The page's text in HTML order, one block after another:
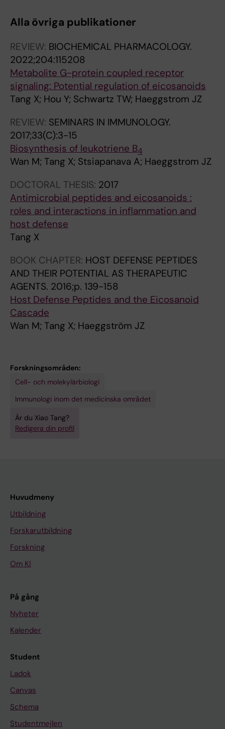
Alla övriga publikationer
REVIEW: BIOCHEMICAL PHARMACOLOGY.
2022;204:115208
Metabolite G-protein coupled receptor
signaling: Potential regulation of eicosanoids
Tang X; Hou Y; Schwartz TW; Haeggstrom JZ
REVIEW: SEMINARS IN IMMUNOLOGY.
2017;33(C):3-15
Biosynthesis of leukotriene B4
Wan M; Tang X; Stsiapanava A; Haeggstrom JZ
DOCTORAL THESIS: 2017
Antimicrobial peptides and eicosanoids :
roles and interactions in inflammation and
host defense
Tang X
BOOK CHAPTER: HOST DEFENSE PEPTIDES
AND THEIR POTENTIAL AS THERAPEUTIC
AGENTS. 2016;p. 139-158
Host Defense Peptides and the Eicosanoid
Cascade
Wan M; Tang X; Haeggström JZ
Forskningsområden:
Cell- och molekylärbiologi
Immunologi inom det medicinska området
Är du Xiao Tang?
Redigera din profil
Huvudmeny
Utbildning
Forskarutbildning
Forskning
Om KI
På gång
Nyheter
Kalender
Student
Ladok
Canvas
Schema
Studentmejlen